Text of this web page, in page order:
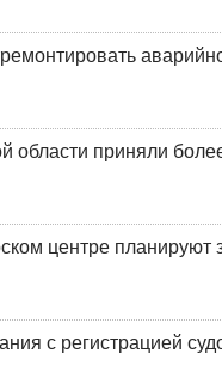
области приняли
центре планируют
с регистрацией